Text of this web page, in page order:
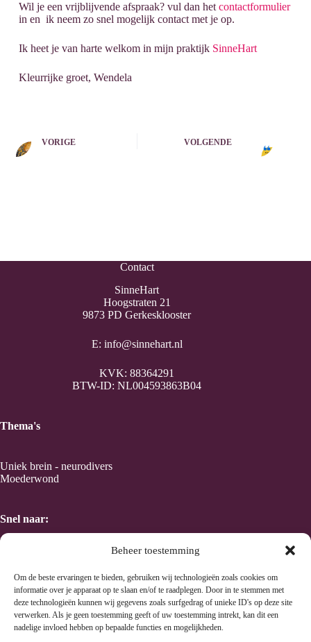
Beheer toestemming
Om de beste ervaringen te bieden, gebruiken wij technologieën zoals cookies om
informatie over je apparaat op te slaan en/of te raadplegen. Door in te stemmen met
deze technologieën kunnen wij gegevens zoals surfgedrag of unieke ID's op deze site
verwerken. Als je geen toestemming geeft of uw toestemming intrekt, kan dit een
nadelige invloed hebben op bepaalde functies en mogelijkheden.
Wil je een vrijblijvende afspraak? vul dan het contactformulier
in en ik neem zo snel mogelijk contact met je op.
Ik heet je van harte welkom in mijn praktijk SinneHart
Kleurrijke groet, Wendela
VORIGE VOLGENDE
Contact
SinneHart
Hoogstraten 21
9873 PD Gerkesklooster
E: info@sinnehart.nl
KVK: 88364291
BTW-ID: NL004593863B04
Thema's
Uniek brein - neurodivers
Moederwond
Snel naar:
Taal en Kracht van kleur
Human Design
Wen's methode